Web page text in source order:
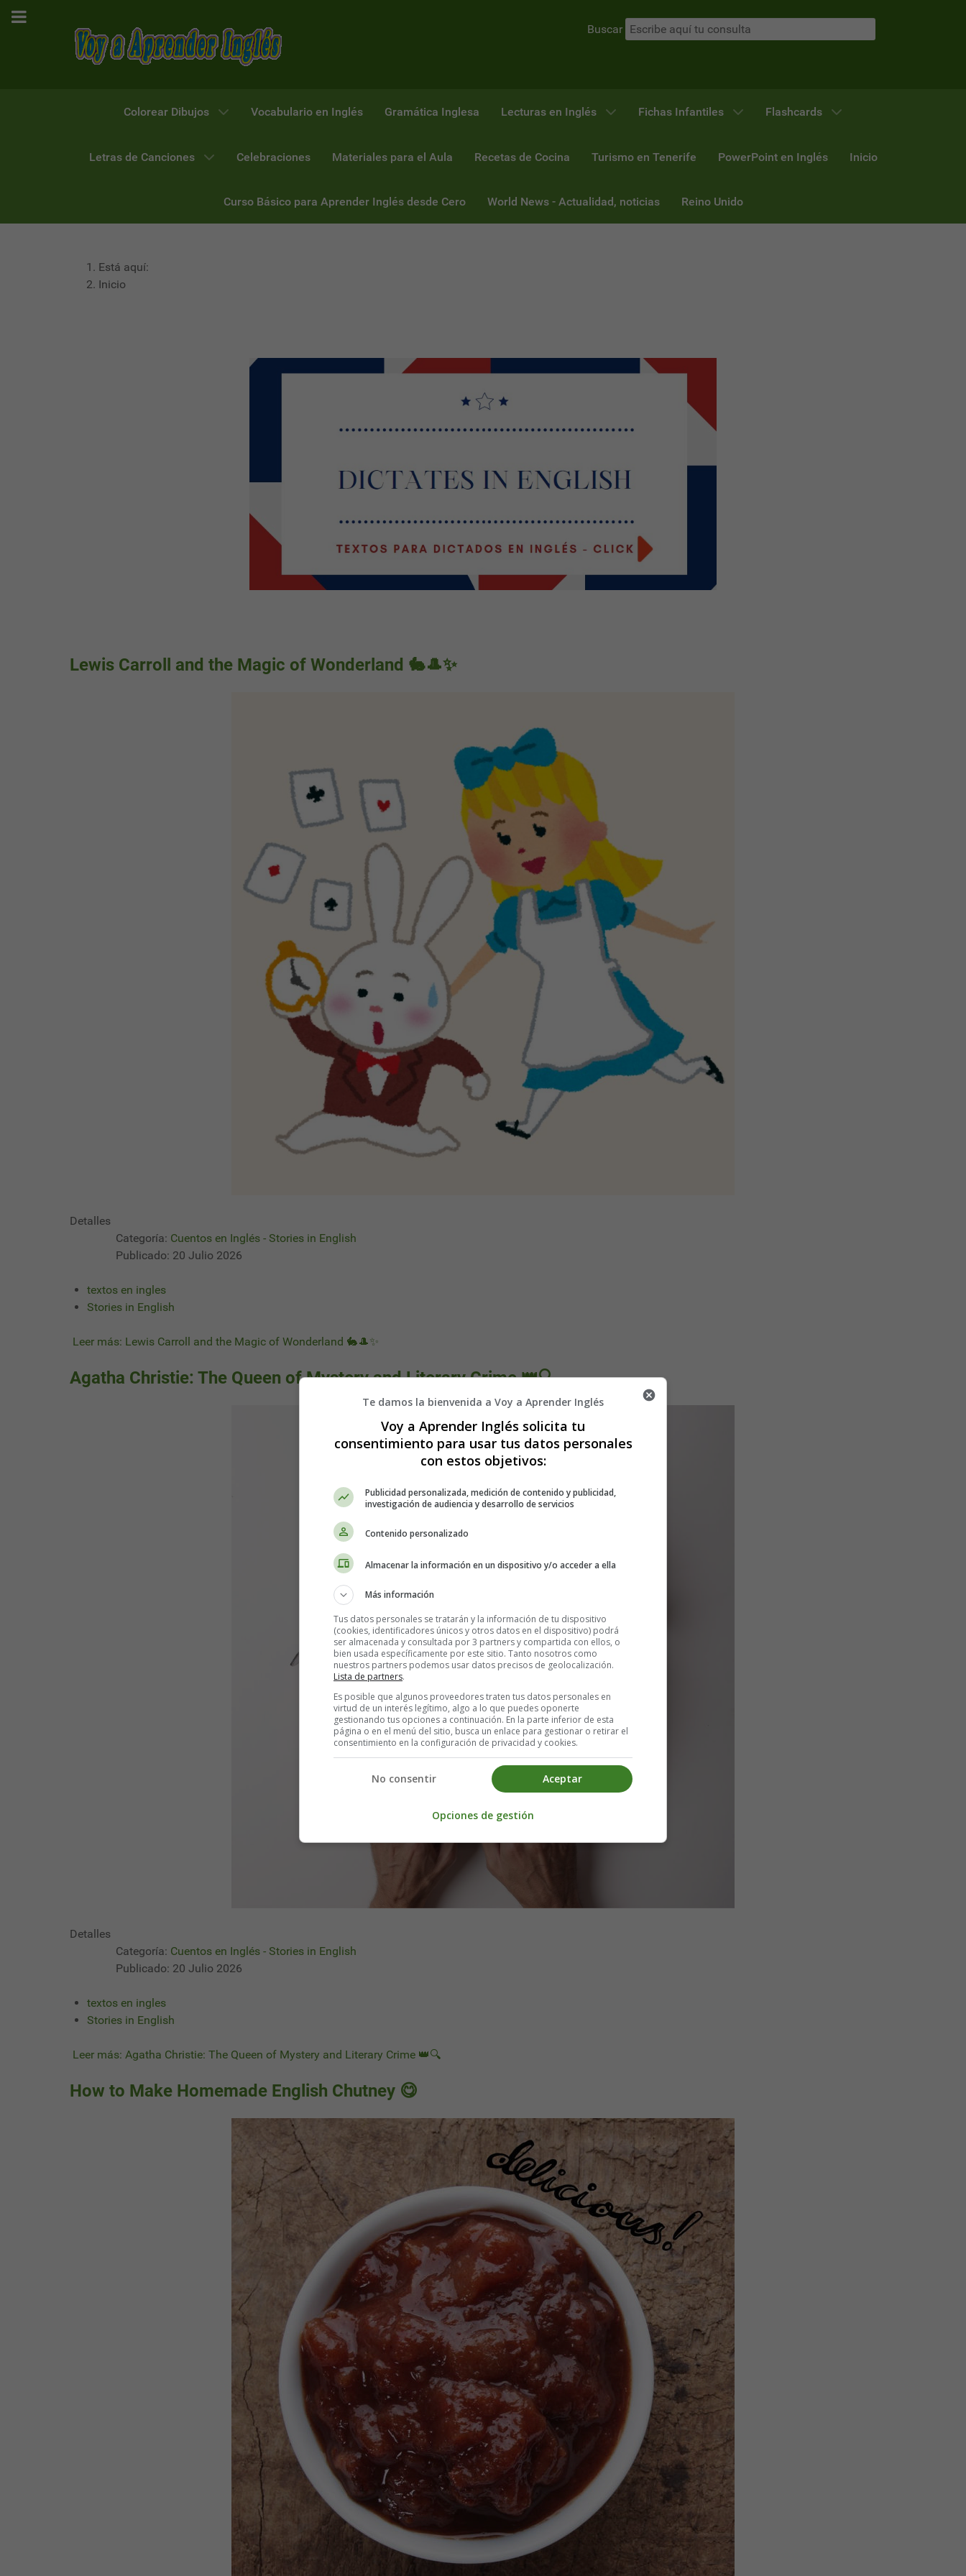
Buscar
Colorear Dibujos Vocabulario en Inglés Gramática Inglesa Lecturas en Inglés Fichas Infantiles Flashcards
Letras de Canciones Celebraciones Materiales para el Aula Recetas de Cocina Turismo en Tenerife PowerPoint en Inglés Inicio
Curso Básico para Aprender Inglés desde Cero World News - Actualidad, noticias Reino Unido
Está aquí:
Inicio
Lewis Carroll and the Magic of Wonderland 🐇🎩✨
Detalles
Categoría: Cuentos en Inglés - Stories in English
Publicado: 20 Julio 2026
textos en ingles
Stories in English
Leer más: Lewis Carroll and the Magic of Wonderland 🐇🎩✨
Agatha Christie: The Queen of Mystery and Literary Crime 👑🔍
Detalles
Categoría: Cuentos en Inglés - Stories in English
Publicado: 20 Julio 2026
textos en ingles
Stories in English
Leer más: Agatha Christie: The Queen of Mystery and Literary Crime 👑🔍
How to Make Homemade English Chutney 😋
Te damos la bienvenida a Voy a Aprender Inglés
Voy a Aprender Inglés solicita tu
consentimiento para usar tus datos personales
con estos objetivos:
Publicidad personalizada, medición de contenido y publicidad,
investigación de audiencia y desarrollo de servicios
Contenido personalizado
Almacenar la información en un dispositivo y/o acceder a ella
Más información
Tus datos personales se tratarán y la información de tu dispositivo
(cookies, identificadores únicos y otros datos en el dispositivo) podrá
ser almacenada y consultada por 3 partners y compartida con ellos, o
bien usada específicamente por este sitio. Tanto nosotros como
nuestros partners podemos usar datos precisos de geolocalización.
Lista de partners.
Es posible que algunos proveedores traten tus datos personales en
virtud de un interés legítimo, algo a lo que puedes oponerte
gestionando tus opciones a continuación. En la parte inferior de esta
página o en el menú del sitio, busca un enlace para gestionar o retirar el
consentimiento en la configuración de privacidad y cookies.
Aceptar
No consentir
Opciones de gestión